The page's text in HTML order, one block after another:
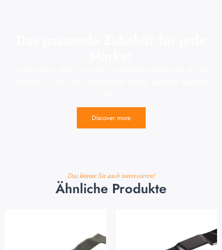
Discover more
Das könnte Sie auch interessieren!
Ähnliche Produkte